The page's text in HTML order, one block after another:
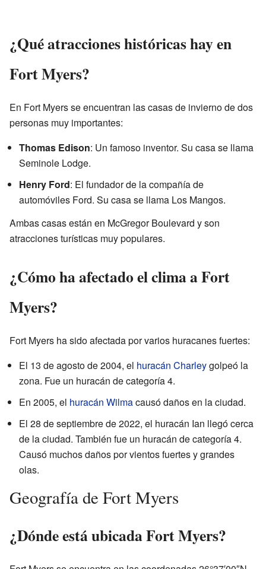
¿Qué atracciones históricas hay en
Fort Myers?
En Fort Myers se encuentran las casas de invierno de dos
personas muy importantes:
Thomas Edison: Un famoso inventor. Su casa se llama
Seminole Lodge.
Henry Ford: El fundador de la compañía de
automóviles Ford. Su casa se llama Los Mangos.
Ambas casas están en McGregor Boulevard y son
atracciones turísticas muy populares.
¿Cómo ha afectado el clima a Fort
Myers?
Fort Myers ha sido afectada por varios huracanes fuertes:
El 13 de agosto de 2004, el huracán Charleygolpeó la
zona. Fue un huracán de categoría 4.
En 2005, el huracán Wilmacausó daños en la ciudad.
El 28 de septiembre de 2022, el huracán Ian llegó cerca
de la ciudad. También fue un huracán de categoría 4.
Causó muchos daños por vientos fuertes y grandes
olas.
Geografía de Fort Myers
¿Dónde está ubicada Fort Myers?